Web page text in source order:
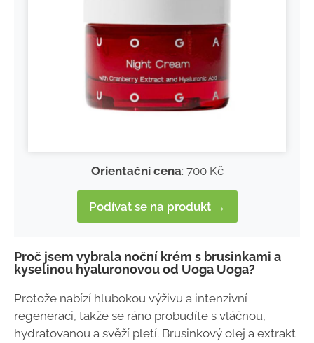
Orientační cena: 700 Kč
Podívat se na produkt →
Proč jsem vybrala noční krém s brusinkami a
kyselinou hyaluronovou od Uoga Uoga?
Protože nabízí hlubokou výživu a intenzivní
regeneraci, takže se ráno probudíte s vláčnou,
hydratovanou a svěží pletí. Brusinkový olej a extrakt